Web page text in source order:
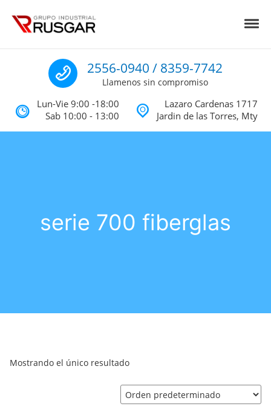
Impermeabilizantes y Aislantes
Llamenos
2556-0940 / 8359-7742
Llamenos sin compromiso
Lun-Vie 9:00 -18:00
Sab 10:00 - 13:00
Lazaro Cardenas 1717
Jardin de las Torres, Mty
serie 700 fiberglas
Mostrando el único resultado